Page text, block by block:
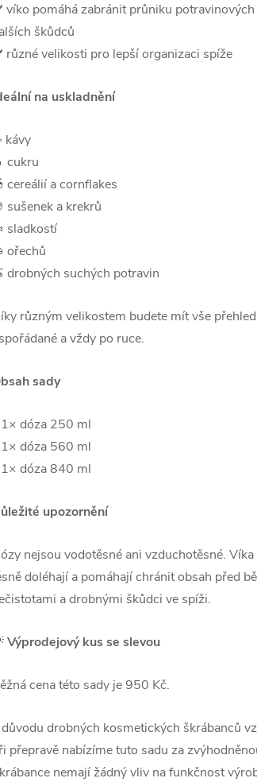
pomáhá zabránit průniku
škůdců
velikosti pro lepší organizaci spíže
na uskladnění
kávy
cukru
cereálií a cornflakes
sušenek a krekrů
sladkostí
ořechů
drobných suchých potravin
různým velikostem budete mít vše
a vždy po ruce.
sady
dóza 250 ml
dóza 560 ml
dóza 840 ml
upozornění
nejsou vodotěsné ani vzduchotěsné. Víka
doléhají a pomáhají chránit obsah před
a drobnými škůdci ve spíži.
Výprodejový kus se slevou
cena této sady je 950 Kč.
drobných kosmetických škrábanců
přepravě nabízíme tuto sadu za
nemají žádný vliv na funkčnost